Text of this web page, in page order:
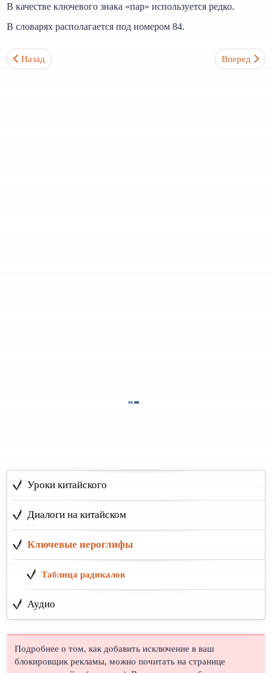
В качестве ключевого знака «пар» используется редко.
В словарях располагается под номером 84.
Предыдущий: Нести 氏 Ключевой иероглиф №83
Назад Вперед
Уроки китайского
Диалоги на китайском
Ключевые иероглифы
Таблица радикалов
Аудио
Подробнее о том, как добавить исключение в ваш
блокировщик рекламы, можно почитать на странице